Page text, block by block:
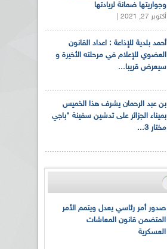
وجواريتها ضمانة لريادتها
أكتوبر 27, 2021 |
أحمد بلدية للإذاعة : اعداد القانون
العضوي للإعلام في مرحلته الأخيرة و
سيعرض قريبا...
بن عبد الرحمان يشرف هذا الخميس
بميناء الجزائر على تدشين سفينة "باجي
مختار 3...
صدور أمر رئاسي يعدل ويتمم الأمر
المتضمن قانون المعاشات
العسكرية